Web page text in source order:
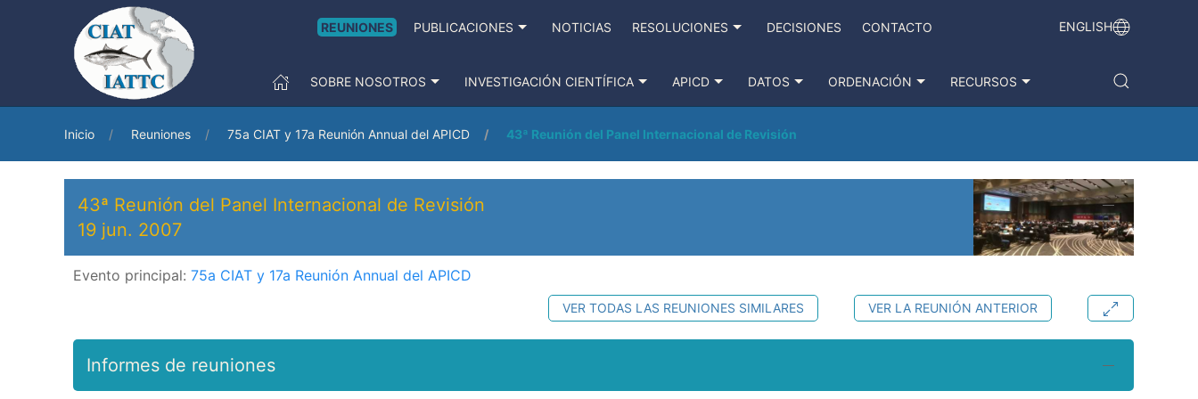
REUNIONES PUBLICACIONES NOTICIAS RESOLUCIONES DECISIONES CONTACTO ENGLISH
SOBRE NOSOTROS INVESTIGACIÓN CIENTÍFICA APICD DATOS ORDENACIÓN RECURSOS
Inicio Reuniones 75a CIAT y 17a Reunión Annual del APICD 43ª Reunión del Panel Internacional de Revisión
43ª Reunión del Panel Internacional de Revisión
19 jun. 2007
Evento principal: 75a CIAT y 17a Reunión Annual del APICD
VER LA REUNIÓN ANTERIOR
VER TODAS LAS REUNIONES SIMILARES
Informes de reuniones